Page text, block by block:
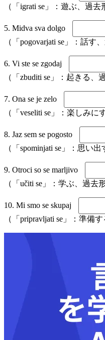
（「igrati se」：遊ぶ、過去
5. Midva sva dolgo
（「pogovarjati se」：話す
6. Vi ste se zgodaj
（「zbuditi se」：起きる、
7. Ona se je zelo
（「veseliti se」：楽しみに
8. Jaz sem se pogosto
（「spominjati se」：思い出
9. Otroci so se marljivo
（「učiti se」：学ぶ、過去形
10. Mi smo se skupaj
（「pripravljati se」：準備